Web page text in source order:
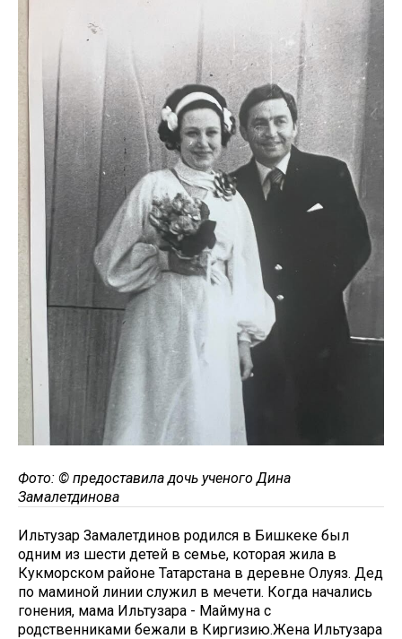
Фото: © предоставила дочь ученого Дина
Замалетдинова
Ильтузар Замалетдинов родился в Бишкеке был
одним из шести детей в семье, которая жила в
Кукморском районе Татарстана в деревне Олуяз. Дед
по маминой линии служил в мечети. Когда начались
гонения, мама Ильтузара - Маймуна с
родственниками бежали в Киргизию.Жена Ильтузара